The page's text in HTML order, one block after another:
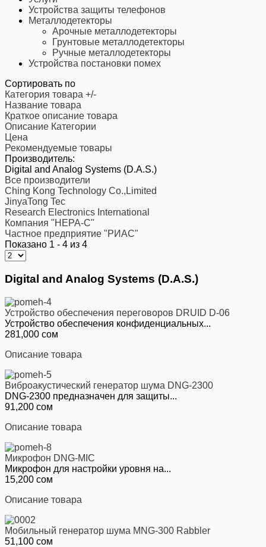
Устройства защиты телефонов
Металлодетекторы
Арочные металлодетекторы
Грунтовые металлодетекторы
Ручные металлодетекторы
Устройства постановки помех
Сортировать по
Категория товара +/-
Название товара
Краткое описание товара
Описание Категории
Цена
Рекомендуемые товары
Производитель:
Digital and Analog Systems (D.A.S.)
Все производители
Ching Kong Technology Co.,Limited
JinyaTong Tec
Research Electronics International
Компания "НЕРА-С"
Частное предприятие "РИАС"
Показано 1 - 4 из 4
Digital and Analog Systems (D.A.S.)
Устройство обеспечения переговоров DRUID D-06
Устройство обеспечения конфиденциальных...
281,000 сом
Описание товара
Виброакустический генератор шума DNG-2300
DNG-2300 предназначен для защиты...
91,200 сом
Описание товара
Микрофон DNG-MIC
Микрофон для настройки уровня на...
15,200 сом
Описание товара
Мобильный генератор шума MNG-300 Rabbler
51,100 сом